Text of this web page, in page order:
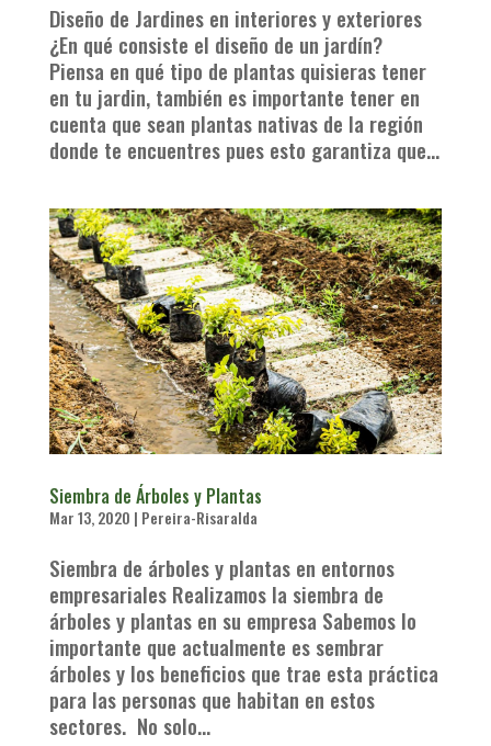
Diseño de Jardines en interiores y exteriores
¿En qué consiste el diseño de un jardín?
Piensa en qué tipo de plantas quisieras tener
en tu jardin, también es importante tener en
cuenta que sean plantas nativas de la región
donde te encuentres pues esto garantiza que...
Siembra de Árboles y Plantas
Mar 13, 2020 | Pereira-Risaralda
Siembra de árboles y plantas en entornos
empresariales Realizamos la siembra de
árboles y plantas en su empresa Sabemos lo
importante que actualmente es sembrar
árboles y los beneficios que trae esta práctica
para las personas que habitan en estos
sectores. No solo...